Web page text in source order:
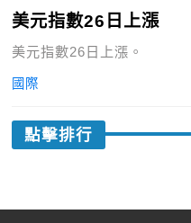
美元指數26日上漲
美元指數26日上漲。
國際
點擊排行